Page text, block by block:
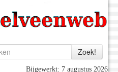
Bijgewerkt: 7 augustus 2026